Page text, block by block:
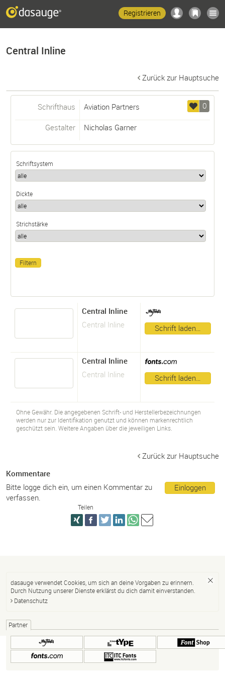
Registrieren
Central Inline
Zurück zur Hauptsuche
0
Schrifthaus Aviation Partners
Gestalter Nicholas Garner
Schriftsystem
Dickte
Strichstärke
Central Inline
Central Inline
Schrift laden…
Central Inline
Central Inline
Schrift laden…
Ohne Gewähr. Die angegebenen Schrift- und Herstellerbezeichnungen
werden nur zur Identifikation genutzt und können markenrechtlich
geschützt sein. Weitere Angaben über die jeweiligen Links.
Zurück zur Hauptsuche
Kommentare
Einloggen
Bitte logge dich ein, um einen Kommentar zu
verfassen.
Teilen
dasauge verwendet Cookies, um sich an deine Vorgaben zu erinnern.
Durch Nutzung unserer Dienste erklärst du dich damit einverstanden.
Datenschutz
Partner